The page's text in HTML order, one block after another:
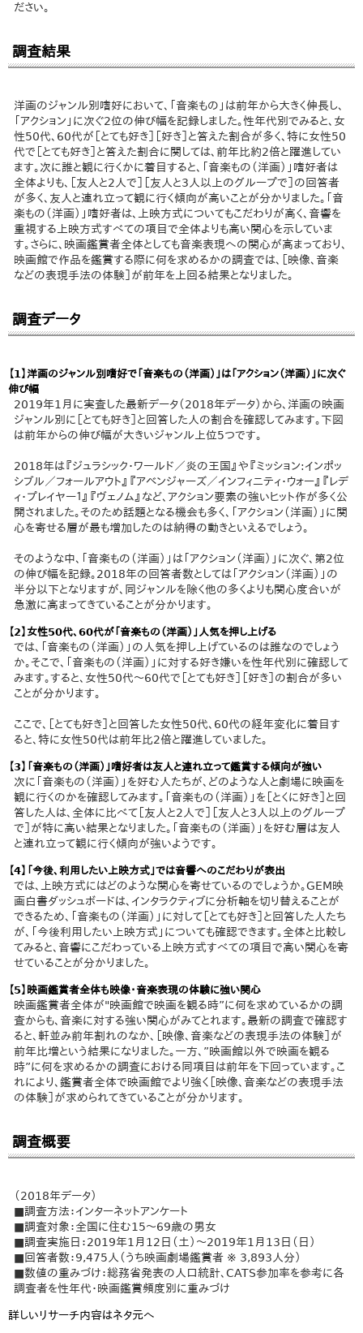
ださい。
調査結果
洋画のジャンル別嗜好において、「音楽もの」は前年から大きく伸長し、
「アクション」に次ぐ2位の伸び幅を記録しました。性年代別でみると、女
性50代、60代が［とても好き］［好き］と答えた割合が多く、特に女性50
代で［とても好き］と答えた割合に関しては、前年比約2倍と躍進してい
ます。次に誰と観に行くかに着目すると、「音楽もの（洋画）」嗜好者は
全体よりも、［友人と2人で］［友人と3人以上のグループで］の回答者
が多く、友人と連れ立って観に行く傾向が高いことが分かりました。「音
楽もの（洋画）」嗜好者は、上映方式についてもこだわりが高く、音響を
重視する上映方式すべての項目で全体よりも高い関心を示していま
す。さらに、映画鑑賞者全体としても音楽表現への関心が高まっており、
映画館で作品を鑑賞する際に何を求めるかの調査では、［映像、音楽
などの表現手法の体験］が前年を上回る結果となりました。
調査データ
【1】洋画のジャンル別嗜好で「音楽もの（洋画）」は「アクション（洋画）」に次ぐ
伸び幅
2019年1月に実査した最新データ（2018年データ）から、洋画の映画
ジャンル別に［とても好き］と回答した人の割合を確認してみます。下図
は前年からの伸び幅が大きいジャンル上位5つです。
2018年は『ジュラシック・ワールド／炎の王国』や『ミッション:インポッ
シブル／フォールアウト』『アベンジャーズ／インフィニティ・ウォー』『レデ
ィ・プレイヤー１』『ヴェノム』など、アクション要素の強いヒット作が多く公
開されました。そのため話題となる機会も多く、「アクション（洋画）」に関
心を寄せる層が最も増加したのは納得の動きといえるでしょう。
そのような中、「音楽もの（洋画）」は「アクション（洋画）」に次ぐ、第2位
の伸び幅を記録。2018年の回答者数としては「アクション（洋画）」の
半分以下となりますが、同ジャンルを除く他の多くよりも関心度合いが
急激に高まってきていることが分かります。
【2】女性50代、60代が「音楽もの（洋画）」人気を押し上げる
では、「音楽もの（洋画）」の人気を押し上げているのは誰なのでしょう
か。そこで、「音楽もの（洋画）」に対する好き嫌いを性年代別に確認して
みます。すると、女性50代～60代で［とても好き］［好き］の割合が多い
ことが分かります。
ここで、［とても好き］と回答した女性50代、60代の経年変化に着目す
ると、特に女性50代は前年比2倍と躍進していました。
【3】「音楽もの（洋画）」嗜好者は友人と連れ立って鑑賞する傾向が強い
次に「音楽もの（洋画）」を好む人たちが、どのような人と劇場に映画を
観に行くのかを確認してみます。「音楽もの（洋画）」を［とくに好き］と回
答した人は、全体に比べて［友人と2人で］［友人と3人以上のグループ
で］が特に高い結果となりました。「音楽もの（洋画）」を好む層は友人
と連れ立って観に行く傾向が強いようです。
【4】「今後、利用したい上映方式」では音響へのこだわりが表出
では、上映方式にはどのような関心を寄せているのでしょうか。GEM映
画白書ダッシュボードは、インタラクティブに分析軸を切り替えることが
できるため、「音楽もの（洋画）」に対して［とても好き］と回答した人たち
が、「今後利用したい上映方式」についても確認できます。全体と比較し
てみると、音響にこだわっている上映方式すべての項目で高い関心を寄
せていることが分かりました。
【5】映画鑑賞者全体も映像・音楽表現の体験に強い関心
映画鑑賞者全体が"映画館で映画を観る時”に何を求めているかの調
査からも、音楽に対する強い関心がみてとれます。最新の調査で確認す
ると、軒並み前年割れのなか、［映像、音楽などの表現手法の体験］が
前年比増という結果になりました。一方、”映画館以外で映画を観る
時”に何を求めるかの調査における同項目は前年を下回っています。こ
れにより、鑑賞者全体で映画館でより強く［映像、音楽などの表現手法
の体験］が求められてきていることが分かります。
調査概要
（2018年データ）
■調査方法：インターネットアンケート
■調査対象：全国に住む15～69歳の男女
■調査実施日：2019年1月12日（土）～2019年1月13日（日）
■回答者数：9,475人（うち映画劇場鑑賞者 ※ 3,893人分）
■数値の重みづけ：総務省発表の人口統計、CATS参加率を参考に各
調査者を性年代・映画鑑賞頻度別に重みづけ
詳しいリサーチ内容はネタ元へ